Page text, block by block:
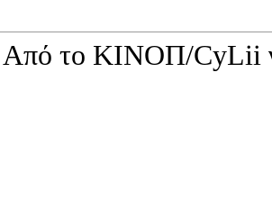
το ΚΙΝOΠ/CyLii